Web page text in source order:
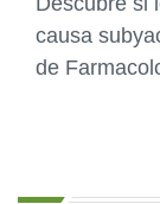
causa
de